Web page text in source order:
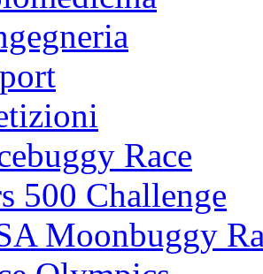
Race
500 Challenge
Moonbuggy